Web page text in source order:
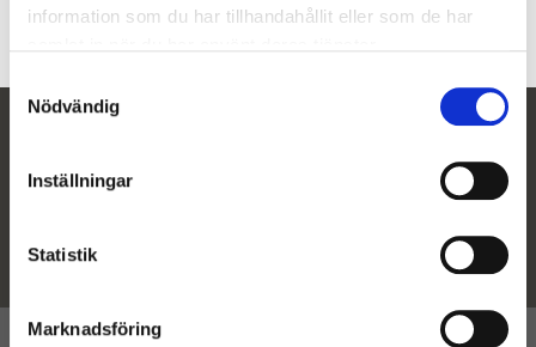
information som du har tillhandahållit eller som de har
s
Nödvändig
Inställningar
Statistik
Marknadsföring
Subscribe
Your personal information is processed in accordance with our privacy
COMPANY LTD.